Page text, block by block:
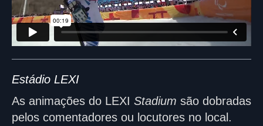
Estádio LEXI
As animações do LEXI Stadium são dobradas
pelos comentadores ou locutores no local.